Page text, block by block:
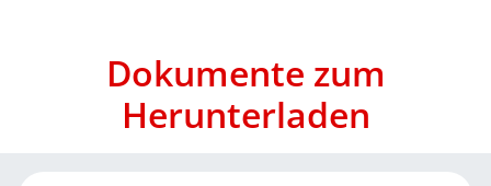
Dokumente zum
Herunterladen